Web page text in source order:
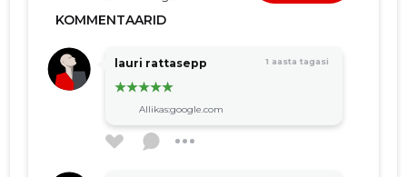
KOMMENTAARID
lauri rattasepp 1 aasta tagasi
Allikas:google.com